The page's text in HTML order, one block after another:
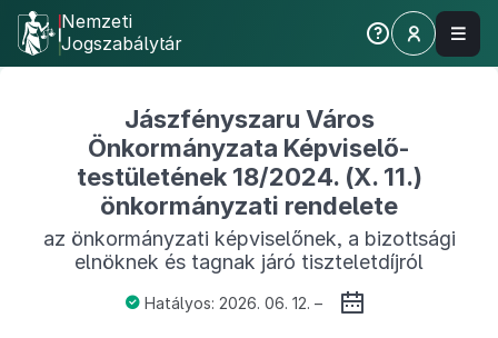
Nemzeti
Jogszabálytár
Jászfényszaru Város
Önkormányzata Képviselő-
testületének 18/2024. (X. 11.)
önkormányzati rendelete
az önkormányzati képviselőnek, a bizottsági
elnöknek és tagnak járó tiszteletdíjról
Hatályos: 2026. 06. 12. –